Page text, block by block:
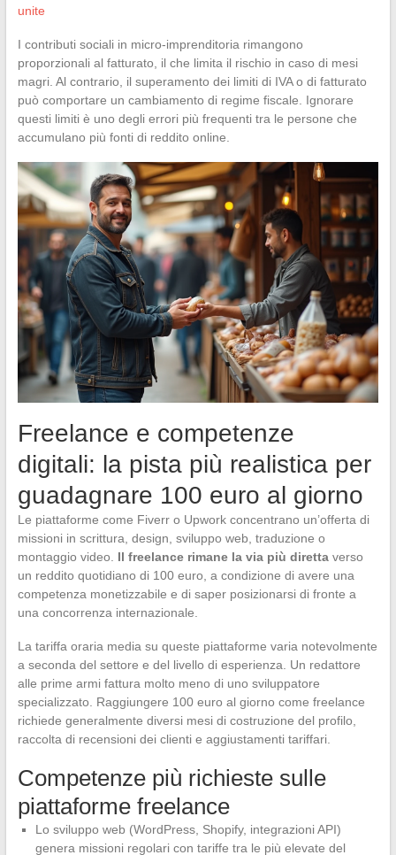
unite
I contributi sociali in micro-imprenditoria rimangono
proporzionali al fatturato, il che limita il rischio in caso di mesi
magri. Al contrario, il superamento dei limiti di IVA o di fatturato
può comportare un cambiamento di regime fiscale. Ignorare
questi limiti è uno degli errori più frequenti tra le persone che
accumulano più fonti di reddito online.
Freelance e competenze
digitali: la pista più realistica per
guadagnare 100 euro al giorno
Le piattaforme come Fiverr o Upwork concentrano un’offerta di
missioni in scrittura, design, sviluppo web, traduzione o
montaggio video. Il freelance rimane la via più direttaverso
un reddito quotidiano di 100 euro, a condizione di avere una
competenza monetizzabile e di saper posizionarsi di fronte a
una concorrenza internazionale.
La tariffa oraria media su queste piattaforme varia notevolmente
a seconda del settore e del livello di esperienza. Un redattore
alle prime armi fattura molto meno di uno sviluppatore
specializzato. Raggiungere 100 euro al giorno come freelance
richiede generalmente diversi mesi di costruzione del profilo,
raccolta di recensioni dei clienti e aggiustamenti tariffari.
Competenze più richieste sulle
piattaforme freelance
Lo sviluppo web (WordPress, Shopify, integrazioni API)
genera missioni regolari con tariffe tra le più elevate del